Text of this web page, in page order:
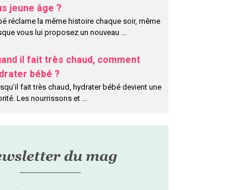
jeune âge ?
réclame la même histoire chaque soir, même
vous lui proposez un nouveau
il fait très chaud, comment
bébé ?
fait très chaud, hydrater bébé devient une
Les nourrissons et